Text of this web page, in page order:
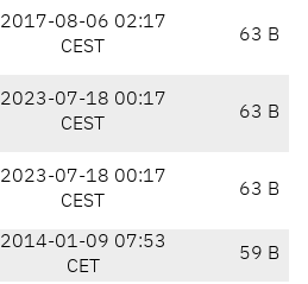
2017-08-06 02:17
CEST
63 B
2023-07-18 00:17
CEST
63 B
2023-07-18 00:17
CEST
63 B
2014-01-09 07:53
CET
59 B